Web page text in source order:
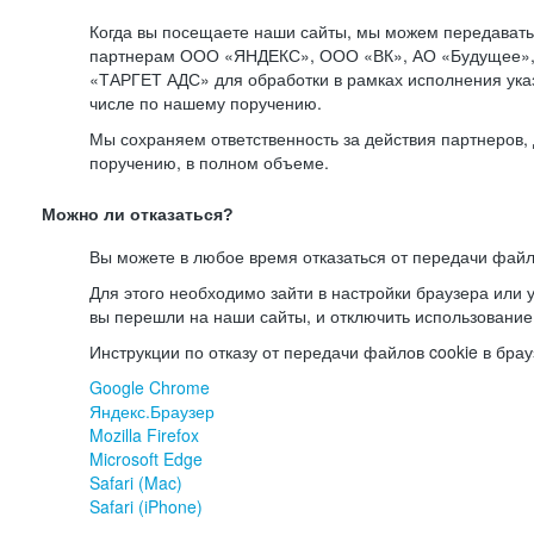
Когда вы посещаете наши сайты, мы можем
партнерам ООО «ЯНДЕКС», ООО «ВК», АО
«ТАРГЕТ АДС» для обработки в рамках исполнения
числе по нашему поручению.
Мы сохраняем ответственность за действия
поручению, в полном объеме.
Можно ли отказаться?
Вы можете в любое время отказаться от передачи
Для этого необходимо зайти в настройки браузера или
вы перешли на наши сайты, и отключить
Инструкции по отказу от передачи файлов cookie в
Google Chrome
Яндекс.Браузер
Mozilla Firefox
Microsoft Edge
Safari (Mac)
Safari (iPhone)